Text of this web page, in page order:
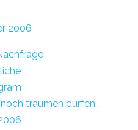
2006
träumen dürfen...